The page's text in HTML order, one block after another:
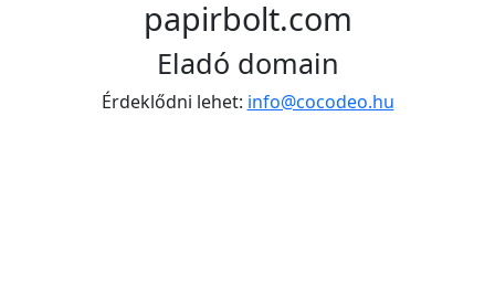
papirbolt.com
Eladó domain
Érdeklődni lehet: info@cocodeo.hu